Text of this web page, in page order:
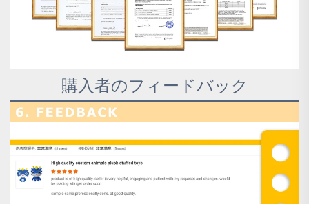
購入者のフィードバック